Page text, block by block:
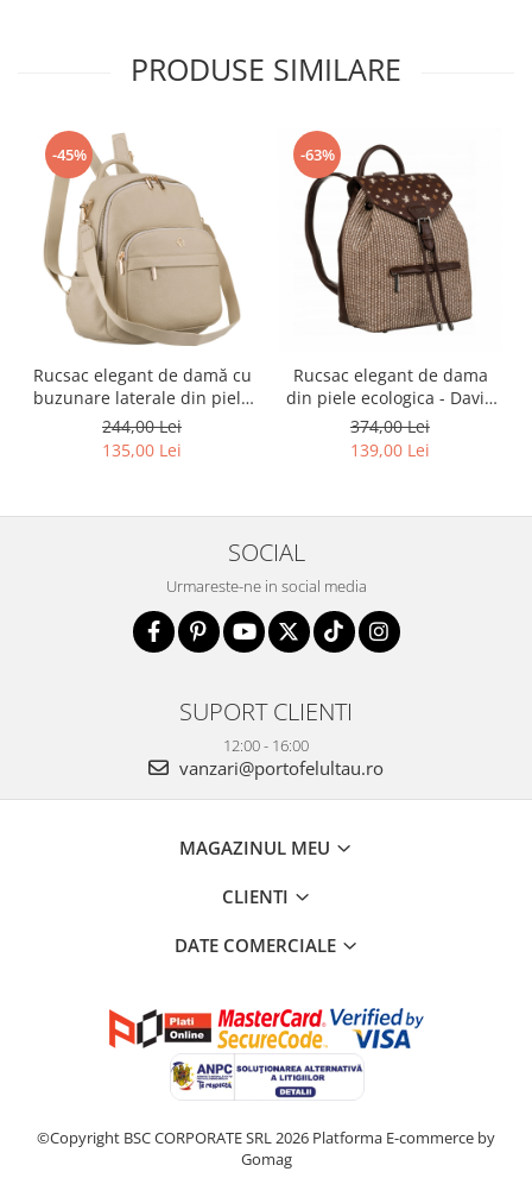
PRODUSE SIMILARE
-45%
Rucsac elegant de damă cu
buzunare laterale din piele
ecologică bej - Rovicky PTR-
R-KP-22-A19-5036 BEI
244,00 Lei
135,00 Lei
-63%
Rucsac elegant de dama
din piele ecologica - David
Jones PTR-6875-3 BRO
374,00 Lei
139,00 Lei
SOCIAL
Urmareste-ne in social media
SUPORT CLIENTI
12:00 - 16:00
vanzari@portofelultau.ro
MAGAZINUL MEU
CLIENTI
DATE COMERCIALE
©Copyright BSC CORPORATE SRL 2026 Platforma E-commerce by
Gomag